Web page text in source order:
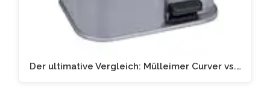
Der ultimative Vergleich: Mülleimer Curver vs.…